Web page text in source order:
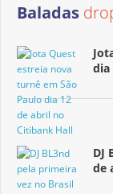
Baladas
dia
DJ
de